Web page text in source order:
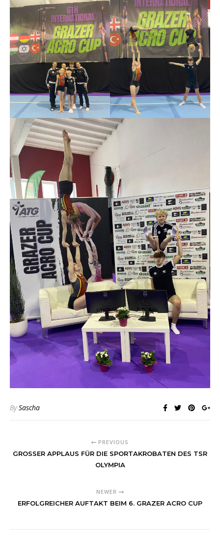
BySascha
PREVIOUS
GROSSER APPLAUS FÜR DIE SPORTAKROBATEN DES TSR O
LYMPIA
NEWER
ERFOLGREICHER AUFTAKT BEIM 6. GRAZER ACRO CUP